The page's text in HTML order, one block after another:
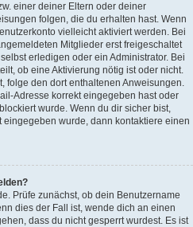
einer deiner Eltern oder deiner
folgen, die du erhalten hast. Wenn
vielleicht aktiviert werden. Bei
Mitglieder erst freigeschaltet
erledigen oder ein Administrator. Bei
ob eine Aktivierung nötig ist oder nicht.
folge den dort enthaltenen Anweisungen.
Adresse korrekt eingegeben hast oder
wurde. Wenn du dir sicher bist,
wurde, dann kontaktiere einen
Prüfe zunächst, ob dein Benutzername
dies der Fall ist, wende dich an einen
dass du nicht gesperrt wurdest. Es ist